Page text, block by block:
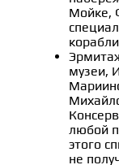
Мойке,
музеи,
любой
этого
не